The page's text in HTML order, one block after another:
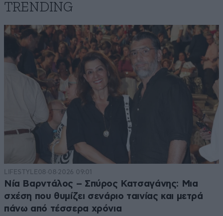
TRENDING
LIFESTYLE08·08·2026 09:01
Νία Βαρντάλος – Σπύρος Κατσαγάνης: Μια
σχέση που θυμίζει σενάριο ταινίας και μετρά
πάνω από τέσσερα χρόνια